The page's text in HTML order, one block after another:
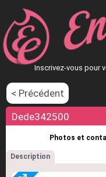
Inscrivez-vous pour
< Précédent
Dede342500
Photos et
Description